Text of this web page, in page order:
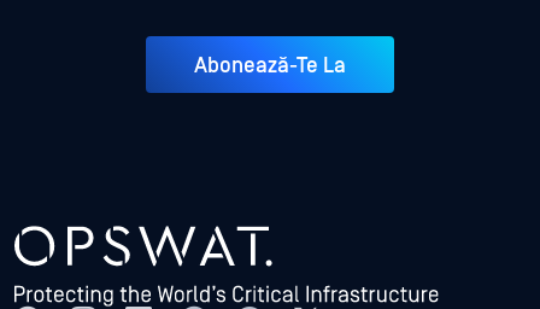
Abonează-Te La